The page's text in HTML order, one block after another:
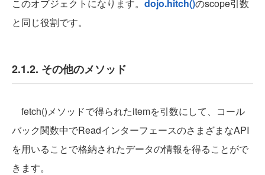
このオブジェクトになります。 dojo.hitch()のscope引数
と同じ役割です。
2.1.2. その他のメソッド
fetch()メソッドで得られたitemを引数にして、コール
バック関数中でReadインターフェースのさまざまなAPI
を用いることで格納されたデータの情報を得ることがで
きます。